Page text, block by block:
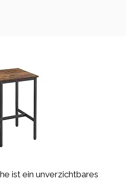
ist ein unverzichtbares